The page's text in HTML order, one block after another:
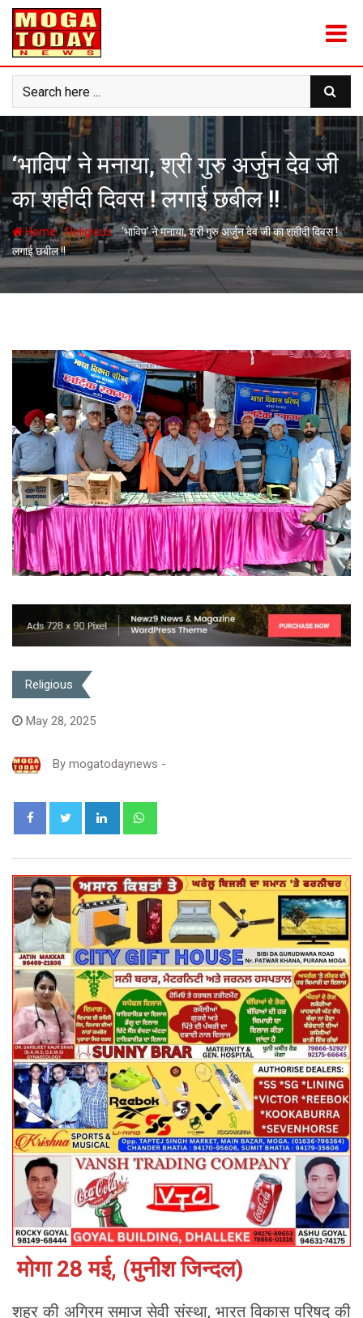
Skip
content
‘भाविप’ ने मनाया, श्री गुरु अर्जुन देव जी
का शहीदी दिवस ! लगाई छबील !!
Home-Religious-‘भाविप’ ने मनाया, श्री गुरु अर्जुन देव जी का शहीदी दिवस !
लगाई छबील !!
Religious
May 28, 2025
By mogatodaynews -
LinkedIn
मोगा 28 मई, (मुनीश जिन्दल)
शहर की अग्रिम समाज सेवी संस्था, भारत विकास परिषद् की